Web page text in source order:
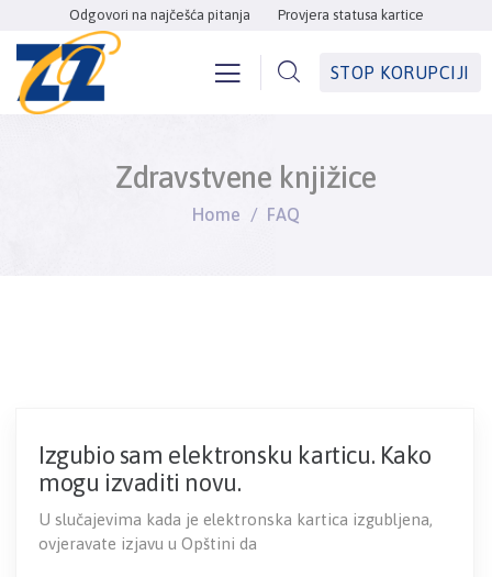
Odgovori na najčešća pitanja Provjera statusa kartice
STOP KORUPCIJI
Zdravstvene knjižice
Home FAQ
Izgubio sam elektronsku karticu. Kako
mogu izvaditi novu.
U slučajevima kada je elektronska kartica izgubljena,
ovjeravate izjavu u Opštini da